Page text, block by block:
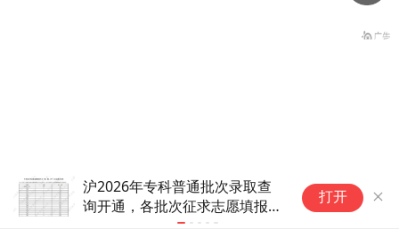
沪2026年专科普通批次录取查
询开通，各批次征求志愿填报明
708分
高分考
打开
盗香窃玉：我的青春就是赌出来的